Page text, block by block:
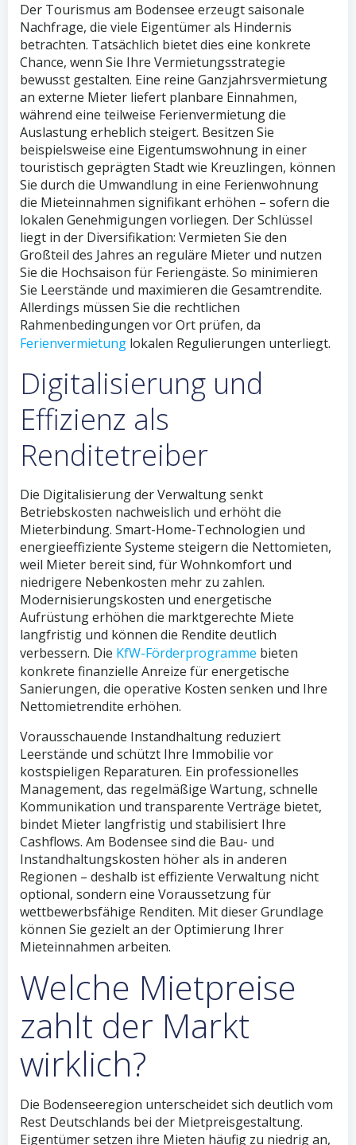
Der Tourismus am Bodensee erzeugt saisonale
Nachfrage, die viele Eigentümer als Hindernis
betrachten. Tatsächlich bietet dies eine konkrete
Chance, wenn Sie Ihre Vermietungsstrategie
bewusst gestalten. Eine reine Ganzjahrsvermietung
an externe Mieter liefert planbare Einnahmen,
während eine teilweise Ferienvermietung die
Auslastung erheblich steigert. Besitzen Sie
beispielsweise eine Eigentumswohnung in einer
touristisch geprägten Stadt wie Kreuzlingen, können
Sie durch die Umwandlung in eine Ferienwohnung
die Mieteinnahmen signifikant erhöhen – sofern die
lokalen Genehmigungen vorliegen. Der Schlüssel
liegt in der Diversifikation: Vermieten Sie den
Großteil des Jahres an reguläre Mieter und nutzen
Sie die Hochsaison für Feriengäste. So minimieren
Sie Leerstände und maximieren die Gesamtrendite.
Allerdings müssen Sie die rechtlichen
Rahmenbedingungen vor Ort prüfen, da
Ferienvermietung lokalen Regulierungen unterliegt.
Digitalisierung und
Effizienz als
Renditetreiber
Die Digitalisierung der Verwaltung senkt
Betriebskosten nachweislich und erhöht die
Mieterbindung. Smart-Home-Technologien und
energieeffiziente Systeme steigern die Nettomieten,
weil Mieter bereit sind, für Wohnkomfort und
niedrigere Nebenkosten mehr zu zahlen.
Modernisierungskosten und energetische
Aufrüstung erhöhen die marktgerechte Miete
langfristig und können die Rendite deutlich
verbessern. Die KfW-Förderprogramme bieten
konkrete finanzielle Anreize für energetische
Sanierungen, die operative Kosten senken und Ihre
Nettomietrendite erhöhen.
Vorausschauende Instandhaltung reduziert
Leerstände und schützt Ihre Immobilie vor
kostspieligen Reparaturen. Ein professionelles
Management, das regelmäßige Wartung, schnelle
Kommunikation und transparente Verträge bietet,
bindet Mieter langfristig und stabilisiert Ihre
Cashflows. Am Bodensee sind die Bau- und
Instandhaltungskosten höher als in anderen
Regionen – deshalb ist effiziente Verwaltung nicht
optional, sondern eine Voraussetzung für
wettbewerbsfähige Renditen. Mit dieser Grundlage
können Sie gezielt an der Optimierung Ihrer
Mieteinnahmen arbeiten.
Welche Mietpreise
zahlt der Markt
wirklich?
Die Bodenseeregion unterscheidet sich deutlich vom
Rest Deutschlands bei der Mietpreisgestaltung.
Eigentümer setzen ihre Mieten häufig zu niedrig an,